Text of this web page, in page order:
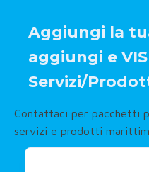
Aggiungi la
aggiungi e
Servizi/
Contattaci per pacchetti
servizi e prodotti